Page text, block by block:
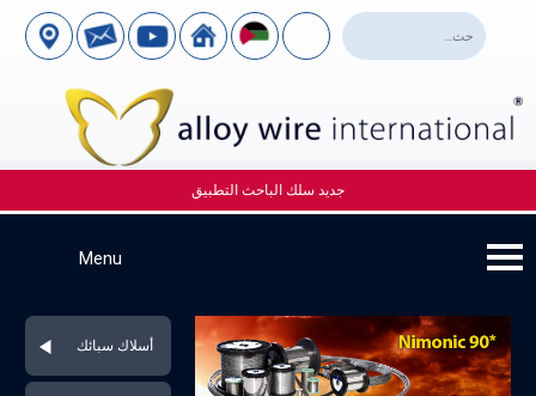
جديد سلك الباحث التطبيق
أسلاك سبائك